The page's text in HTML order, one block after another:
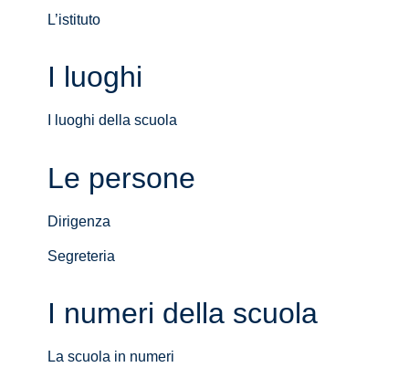
L’istituto
I luoghi
I luoghi della scuola
Le persone
Dirigenza
Segreteria
I numeri della scuola
La scuola in numeri